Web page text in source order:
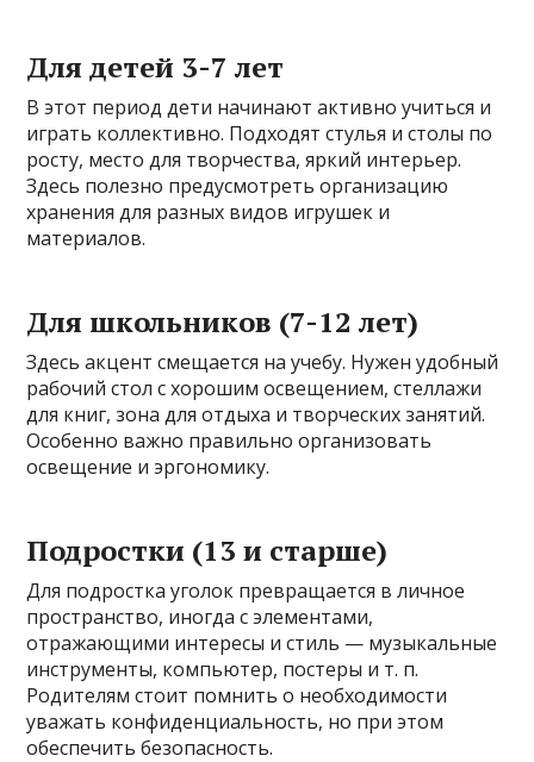
Для детей 3-7 лет
В этот период дети начинают активно учиться и
играть коллективно. Подходят стулья и столы по
росту, место для творчества, яркий интерьер.
Здесь полезно предусмотреть организацию
хранения для разных видов игрушек и
материалов.
Для школьников (7-12 лет)
Здесь акцент смещается на учебу. Нужен удобный
рабочий стол с хорошим освещением, стеллажи
для книг, зона для отдыха и творческих занятий.
Особенно важно правильно организовать
освещение и эргономику.
Подростки (13 и старше)
Для подростка уголок превращается в личное
пространство, иногда с элементами,
отражающими интересы и стиль — музыкальные
инструменты, компьютер, постеры и т. п.
Родителям стоит помнить о необходимости
уважать конфиденциальность, но при этом
обеспечить безопасность.